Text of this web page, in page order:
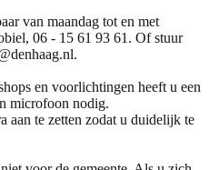
van maandag tot en met
06 - 15 61 93 61. Of stuur
en voorlichtingen heeft u een
microfoon nodig.
aan te zetten zodat u duidelijk te